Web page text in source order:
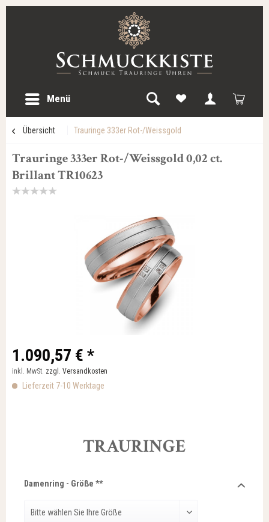
Menü
Übersicht Trauringe 333er Rot-/Weissgold
Trauringe 333er Rot-/Weissgold 0,02 ct.
Brillant TR10623
1.090,57 € *
inkl. MwSt. zzgl. Versandkosten
Lieferzeit 7-10 Werktage
TRAURINGE
Damenring - Größe **